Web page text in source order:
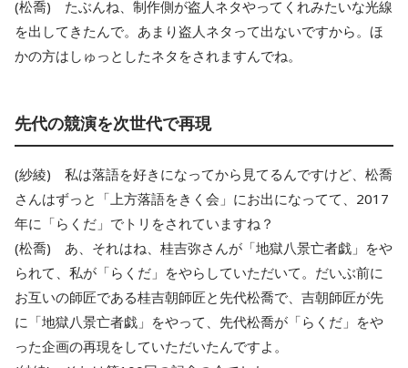
(松喬) たぶんね、制作側が盗人ネタやってくれみたいな光線
を出してきたんで。あまり盗人ネタって出ないですから。ほ
かの方はしゅっとしたネタをされますんでね。
先代の競演を次世代で再現
(紗綾) 私は落語を好きになってから見てるんですけど、松喬
さんはずっと「上方落語をきく会」にお出になってて、2017
年に「らくだ」でトリをされていますね？
(松喬) あ、それはね、桂吉弥さんが「地獄八景亡者戯」をや
られて、私が「らくだ」をやらしていただいて。だいぶ前に
お互いの師匠である桂吉朝師匠と先代松喬で、吉朝師匠が先
に「地獄八景亡者戯」をやって、先代松喬が「らくだ」をや
った企画の再現をしていただいたんですよ。